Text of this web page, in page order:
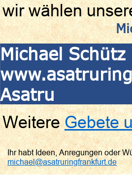
wir wählen
Michael
Asatru
WeitereGebete
Ihr habt Ideen, Anregungen oder
michael@asatruringfrankfurt.de